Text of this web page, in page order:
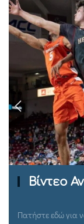
Ομιλίες
Πατήστε εδώ για